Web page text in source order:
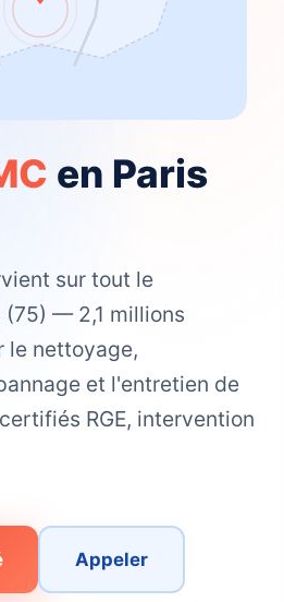
en Paris
sur tout le
— 2,1 millions
nettoyage,
et l'entretien de
RGE, intervention
Appeler